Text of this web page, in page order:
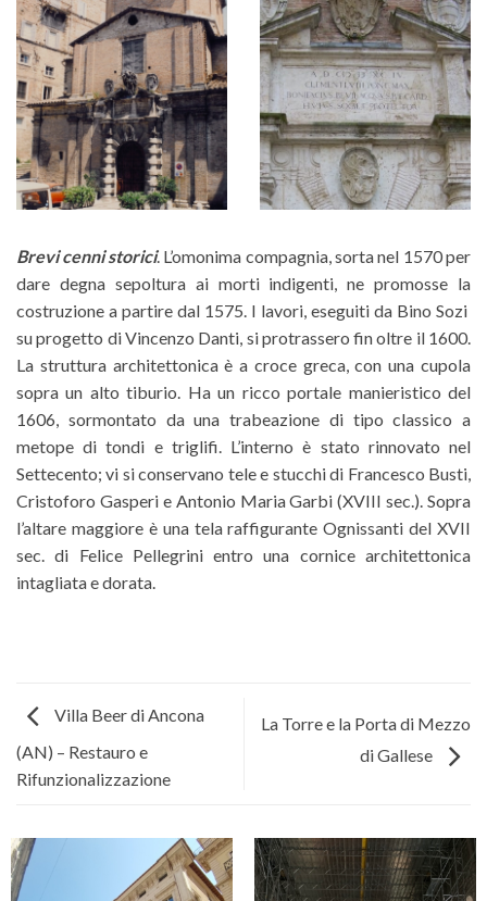
Brevi cenni storici. L’omonima compagnia, sorta nel 1570 per
dare degna sepoltura ai morti indigenti, ne promosse la
costruzione a partire dal 1575. I lavori, eseguiti da Bino Sozi
su progetto di Vincenzo Danti, si protrassero fin oltre il 1600.
La struttura architettonica è a croce greca, con una cupola
sopra un alto tiburio. Ha un ricco portale manieristico del
1606, sormontato da una trabeazione di tipo classico a
metope di tondi e triglifi. L’interno è stato rinnovato nel
Settecento; vi si conservano tele e stucchi di Francesco Busti,
Cristoforo Gasperi e Antonio Maria Garbi (XVIII sec.). Sopra
l’altare maggiore è una tela raffigurante Ognissanti del XVII
sec. di Felice Pellegrini entro una cornice architettonica
intagliata e dorata.
Villa Beer di Ancona
(AN) – Restauro e
Rifunzionalizzazione
La Torre e la Porta di Mezzo
di Gallese